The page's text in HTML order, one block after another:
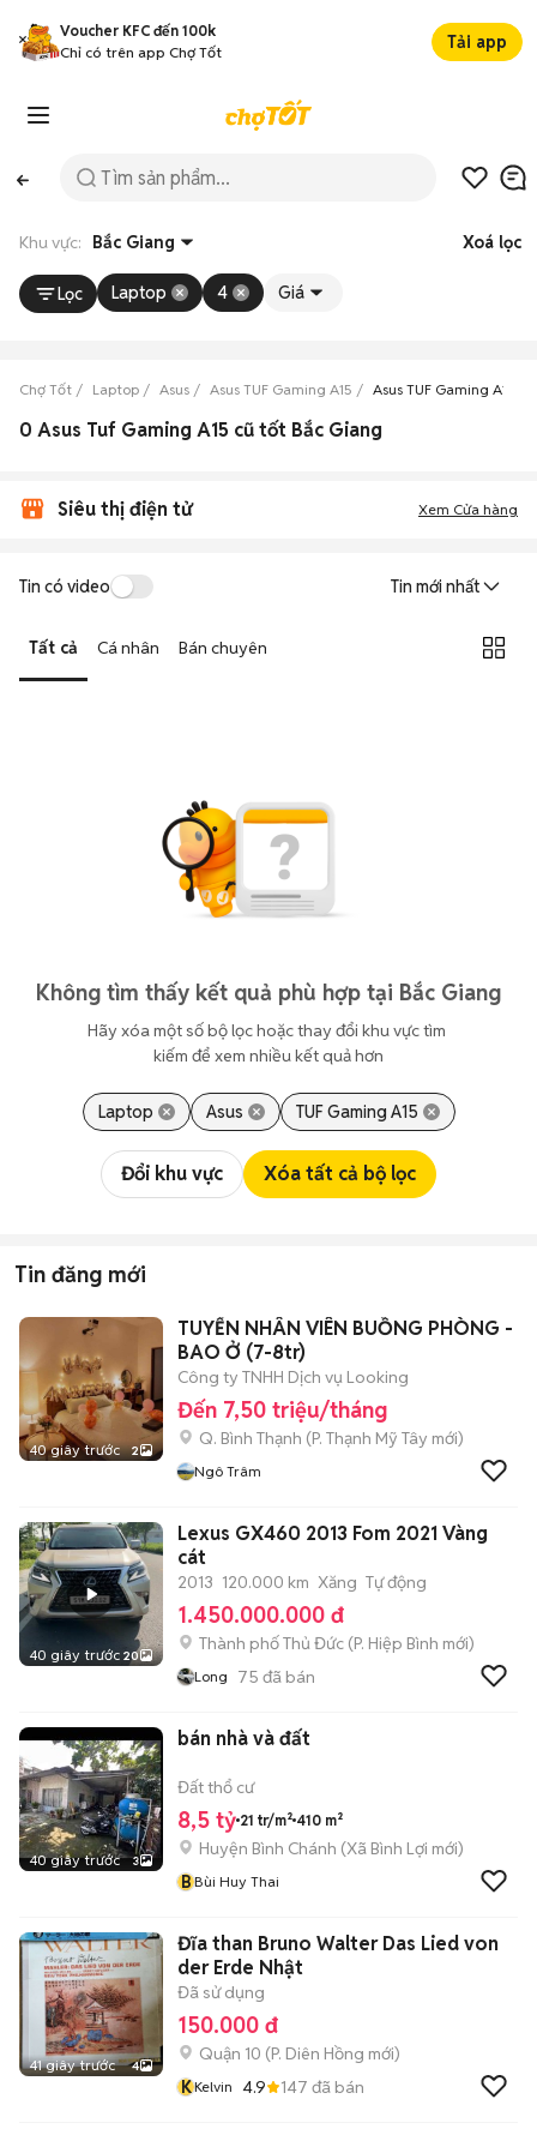
Voucher KFC đến 100k
Chỉ có trên app Chợ Tốt
Tải app
Khu vực: Bắc Giang Xoá lọc
Lọc Laptop 4 Giá
Chợ Tốt Laptop Asus Asus TUF Gaming A15 Asus TUF Gaming A15
0 Asus Tuf Gaming A15 cũ tốt Bắc Giang
Siêu thị điện tử Xem Cửa hàng
Tin có video Tin mới nhất
Tất cả Cá nhân Bán chuyên
Không tìm thấy kết quả phù hợp tại Bắc Giang
Hãy xóa một số bộ lọc hoặc thay đổi khu vực tìm
kiếm để xem nhiều kết quả hơn
Laptop Asus TUF Gaming A15
Đổi khu vực Xóa tất cả bộ lọc
Tin đăng mới
40 giây trước 2
TUYỂN NHÂN VIÊN BUỒNG PHÒNG -
BAO Ở (7-8tr)
Công ty TNHH Dịch vụ Looking
Đến 7,50 triệu/tháng
Q. Bình Thạnh (P. Thạnh Mỹ Tây mới)
Ngô Trâm
40 giây trước 20
Lexus GX460 2013 Fom 2021 Vàng
cát
2013 120.000 km Xăng Tự động
1.450.000.000 đ
Thành phố Thủ Đức (P. Hiệp Bình mới)
Long 75 đã bán
40 giây trước 3
bán nhà và đất
Đất thổ cư
8,5 tỷ 21 tr/m² 410 m²
Huyện Bình Chánh (Xã Bình Lợi mới)
BBùi Huy Thai
41 giây trước 4
Đĩa than Bruno Walter Das Lied von
der Erde Nhật
Đã sử dụng
150.000 đ
Quận 10 (P. Diên Hồng mới)
KKelvin 4.9 147 đã bán